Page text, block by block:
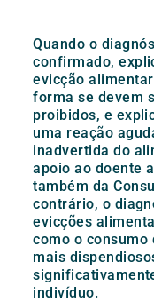
Quando o
confirmado,
evicção
forma se devem
proibidos, e
uma reação
inadvertida do
apoio ao doente
também da
contrário, o
evicções
como o consumo
mais
indivíduo.